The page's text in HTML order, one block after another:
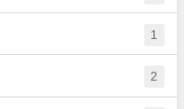
1
2